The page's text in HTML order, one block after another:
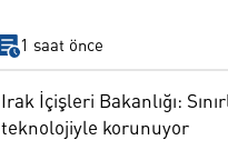
1 saat önce
Irak İçişleri Bakanlığı:
teknolojiyle korunuyor